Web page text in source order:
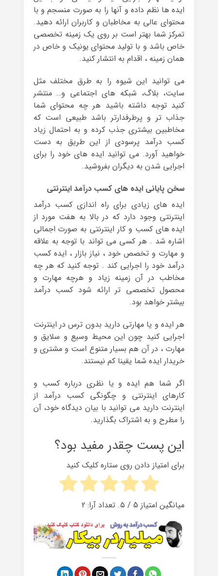
ایده ها نظم داده و آنها را به صورت منسجم و با
محتوای عالی به مخاطبان و کاربران ارائه دهید.
تمرکز شما بهتر است بر روی یک زمینه تخصصی
خاص باشد و با تولید محتوای یونیک و خاص در
همان زمینه ، اقدام به انتشار کنید.
می توانید این شیوه را به طرق مختلف مثل
سایت، بلاگ، شبکه های اجتماعی و… منتشر
کنید توجه داشته باشید هر چه محتوای شما
جذاب تر و پرطرفدارتر باشد طبیعی است که
مخاطبین بیشتری جذب کرده و به احتمال زیاد
کسب درآمد پرسودی از این طریق به دست
خواهید آورد. می توانید ایده های خود را برای
اجرایی شدن به دیگران بفروشید.
سخن پایانی ایده های کسب درآمد اینترنتی
ایده های زیادی برای راه اندازی کسب درآمد
اینترنتی وجود دارد که در بالا به هفت مورد از
ایده های کسب و کار اینترنتی به صورت اجمالی
اشاره شد . هر کسی می تواند با توجه به علاقه
و مهارت و تخصص خود ، نیاز بازار ، ایده کسب
درآمد خود را اجرایی کند . توجه کنید که هر چه
مخاطب در آن زمینه زیاد و هرچه مهارت و
محصول تخصصی تر ارائه شود کسب درآمد
بیشتر خواهد بود.
هر ایده و یا مهارتی دارید بدون ترس در اینترنت
اجرایی کنید چون این محیط وسیع و سلایق و
مهارت ، در آن هم بسیار متنوع است و مشتری و
خریدار ایده شما یقینا کم نیستند.
اگر شما هم ایده و یا نظری درباره کسب و
کارهای اینترنتی و چگونگی کسب درآمد از
اینترنت دارید می توانید با بیان دیدگاه خود، آن
را مطرح و به اشتراک بگذارید.
این پست چقدر مفید بود؟
برای امتیاز دادن روی ستاره کلیک کنید
میانگین امتیاز 5/ ۵. تعداد آرا: 2